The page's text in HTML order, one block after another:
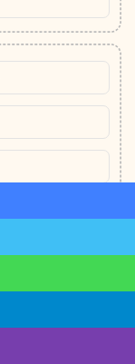
فيسبوك
تويتر
واتساب
تيلقرام